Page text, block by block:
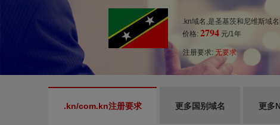
.kn域名,是圣基茨和尼维斯域名
价格: 2794 元/1年
注册要求: 无要求
.kn/com.kn注册要求 更多国别域名 更多